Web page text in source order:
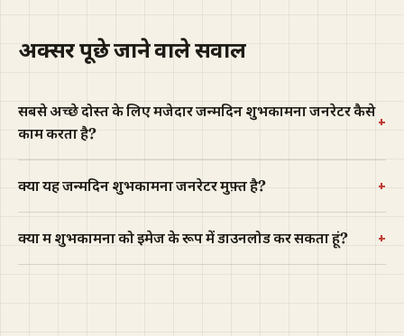
अक्सर पूछे जाने वाले सवाल
सबसे अच्छे दोस्त के लिए मजेदार जन्मदिन शुभकामना जनरेटर कैसे
काम करता है?
+
क्या यह जन्मदिन शुभकामना जनरेटर मुफ़्त है? +
क्या मैं शुभकामना को इमेज के रूप में डाउनलोड कर सकता हूं? +